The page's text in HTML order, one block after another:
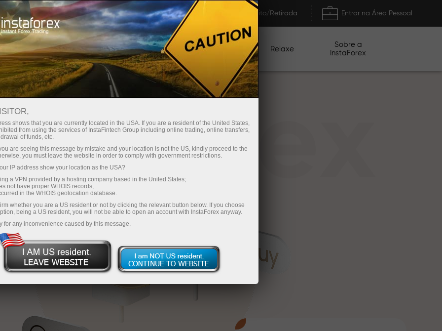
da conta Plataforma de negociação Depósito/Retirada Entrar na Área Pessoal
Iniciantes Para Investidores Para Parceiros Campanhas Relaxe
Sobre a
InstaForex
shows that you are currently located in the USA. If you are a resident of the United States,
from using the services of InstaFintech Group including online trading, online transfers,
of funds, etc.
are seeing this message by mistake and your location is not the US, kindly proceed to the
you must leave the website in order to comply with government restrictions.
IP address show your location as the USA?
a VPN provided by a hosting company based in the United States;
not have proper WHOIS records;
in the WHOIS geolocation database.
whether you are a US resident or not by clicking the relevant button below. If you choose
being a US resident, you will not be able to open an account with InstaForex anyway.
for any inconvenience caused by this message.